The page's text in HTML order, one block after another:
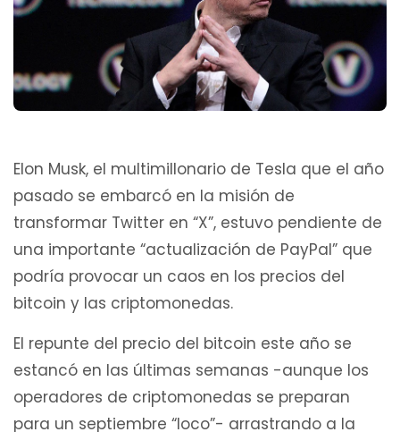
Elon Musk, el multimillonario de Tesla que el año
pasado se embarcó en la misión de
transformar Twitter en “X”, estuvo pendiente de
una importante “actualización de PayPal” que
podría provocar un caos en los precios del
bitcoin y las criptomonedas.
El repunte del precio del bitcoin este año se
estancó en las últimas semanas -aunque los
operadores de criptomonedas se preparan
para un septiembre “loco”- arrastrando a la